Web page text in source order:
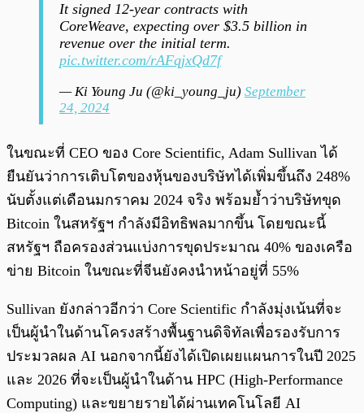
It signed 12-year contracts with
CoreWeave, expecting over $3.5 billion in
revenue over the initial term.
pic.twitter.com/rAFqjxQd7f
— Ki Young Ju (@ki_young_ju) September
24, 2024
ในขณะที่ CEO ของ Core Scientific, Adam Sullivan ได้
ยืนยันว่าการเติบโตของหุ้นของบริษัทได้เพิ่มขึ้นถึง 248%
นับตั้งแต่เดือนมกราคม 2024 จริง พร้อมย้ำว่าบริษัทขุด
Bitcoin ในสหรัฐฯ กำลังมีอิทธิพลมากขึ้น โดยขณะนี้
สหรัฐฯ ถือครองส่วนแบ่งการขุดประมาณ 40% ของเครือ
ข่าย Bitcoin ในขณะที่จีนยังคงนำหน้าอยู่ที่ 55%
Sullivan ยังกล่าวอีกว่า Core Scientific กำลังมุ่งเน้นที่จะ
เป็นผู้นำในด้านโครงสร้างพื้นฐานดิจิทัลเพื่อรองรับการ
ประมวลผล AI นอกจากนี้ยังได้เปิดเผยแผนการในปี 2025
และ 2026 ที่จะเป็นผู้นำในด้าน HPC (High-Performance
Computing) และขยายรายได้ผ่านเทคโนโลยี AI